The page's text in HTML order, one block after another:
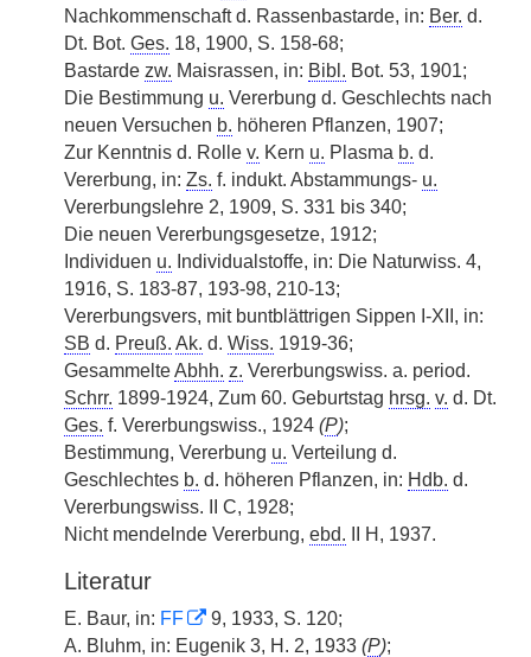
Nachkommenschaft d. Rassenbastarde, in: Ber. d.
Dt. Bot. Ges. 18, 1900, S. 158-68;
Bastarde zw. Maisrassen, in: Bibl. Bot. 53, 1901;
Die Bestimmung u. Vererbung d. Geschlechts nach
neuen Versuchen b. höheren Pflanzen, 1907;
Zur Kenntnis d. Rolle v. Kern u. Plasma b. d.
Vererbung, in: Zs. f. indukt. Abstammungs- u.
Vererbungslehre 2, 1909, S. 331 bis 340;
Die neuen Vererbungsgesetze, 1912;
Individuen u. Individualstoffe, in: Die Naturwiss. 4,
1916, S. 183-87, 193-98, 210-13;
Vererbungsvers, mit buntblättrigen Sippen I-XII, in:
SB d. Preuß. Ak. d. Wiss. 1919-36;
GesammelteAbhh. z. Vererbungswiss. a. period.
Schrr. 1899-1924, Zum 60. Geburtstag hrsg. v. d. Dt.
Ges. f. Vererbungswiss., 1924 (P);
Bestimmung, Vererbung u. Verteilung d.
Geschlechtes b. d. höheren Pflanzen, in: Hdb. d.
Vererbungswiss. II C, 1928;
Nicht mendelnde Vererbung, ebd. II H, 1937.
Literatur
E. Baur, in: FF
9, 1933, S. 120;
A. Bluhm, in: Eugenik 3, H. 2, 1933 (P);